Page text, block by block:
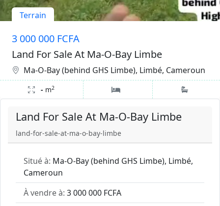
Land For Sale At Ma-O-Bay Limbe
land-for-sale-at-ma-o-bay-limbe
Situé à: Ma-O-Bay (behind GHS Limbe), Limbé,
Cameroun
À vendre à: 3 000 000 FCFA
Terrain
3 000 000 FCFA
Land For Sale At Ma-O-Bay Limbe
Ma-O-Bay (behind GHS Limbe), Limbé, Cameroun
- m2